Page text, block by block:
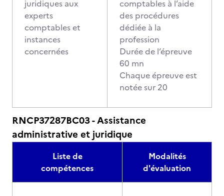
juridiques aux
experts
comptables et
instances
concernées
comptables à l’aide
des procédures
dédiée à la
profession
Durée de l’épreuve
60 mn
Chaque épreuve est
notée sur 20
RNCP37287BC03 - Assistance
administrative et juridique
Liste de
compétences
Modalités
d'évaluation